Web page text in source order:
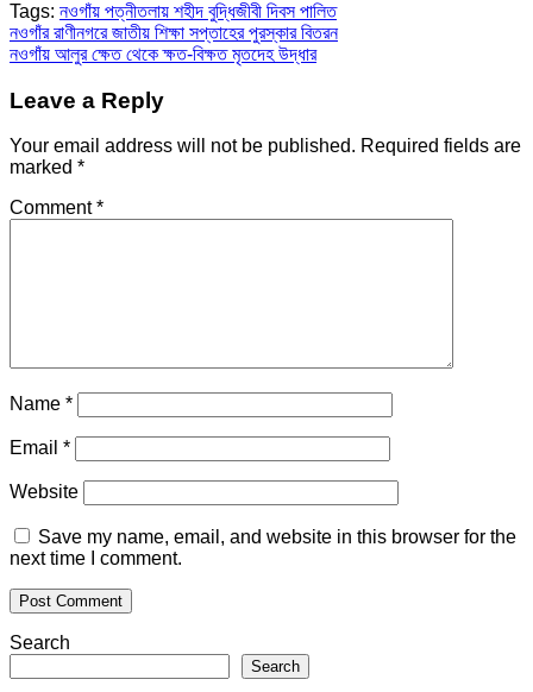
Tags: নওগাঁয় পত্নীতলায় শহীদ বুদ্ধিজীবী দিবস পালিত
Post
navigation
নওগাঁর রাণীনগরে জাতীয় শিক্ষা সপ্তাহের পুরস্কার বিতরন
নওগাঁয় আলুর ক্ষেত থেকে ক্ষত-বিক্ষত মৃতদেহ উদ্ধার
Leave a Reply
Your email address will not be published. Required fields are
marked *
Comment*
Name *
Email *
Website
Save my name, email, and website in this browser for the
next time I comment.
Search
Search